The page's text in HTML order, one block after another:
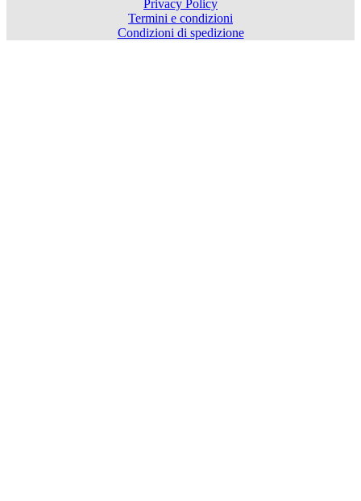
Privacy Policy
Termini e condizioni
Condizioni di spedizione